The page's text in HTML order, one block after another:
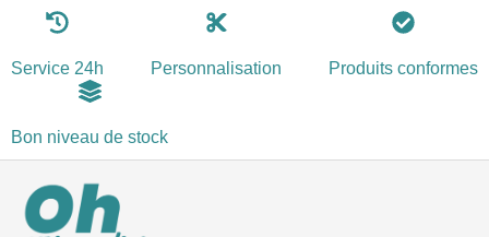
contenu
Service 24h Personnalisation Produits conformes
Bon niveau de stock